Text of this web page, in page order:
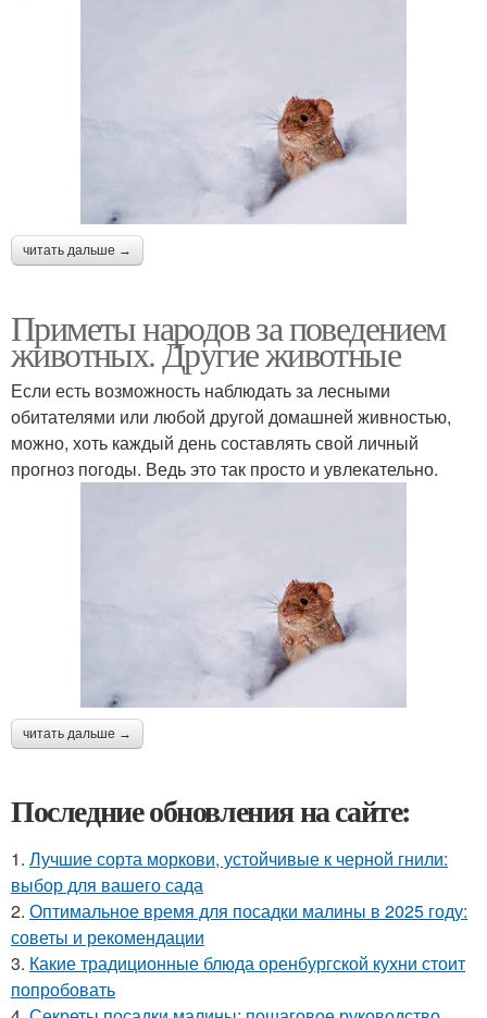
читать дальше →
Приметы народов за поведением
животных. Другие животные
Если есть возможность наблюдать за лесными
обитателями или любой другой домашней живностью,
можно, хоть каждый день составлять свой личный
прогноз погоды. Ведь это так просто и увлекательно.
читать дальше →
Последние обновления на сайте:
1. Лучшие сорта моркови, устойчивые к черной гнили:
выбор для вашего сада
2. Оптимальное время для посадки малины в 2025 году:
советы и рекомендации
3. Какие традиционные блюда оренбургской кухни стоит
попробовать